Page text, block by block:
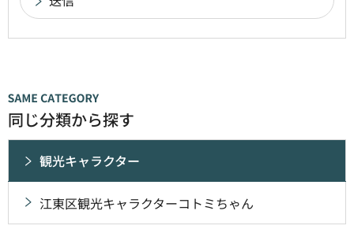
同じ分類から探す
観光キャラクター
江東区観光キャラクターコトミちゃん